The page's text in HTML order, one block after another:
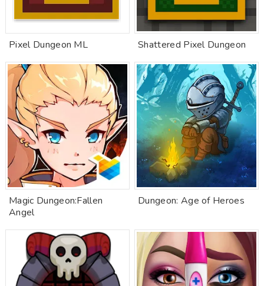
Pixel Dungeon ML Shattered Pixel Dungeon
Magic Dungeon:Fallen
Angel
Dungeon: Age of Heroes